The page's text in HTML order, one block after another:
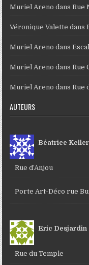
Muriel Areno dansRue
Véronique Valette dans
Muriel Areno dans
Muriel Areno dansRue
Muriel Areno dansRue
AUTEURS
Béatrice Keller
Rue d’Anjou
Porte Art-Déco rue
Eric Desjardin
Rue du Temple